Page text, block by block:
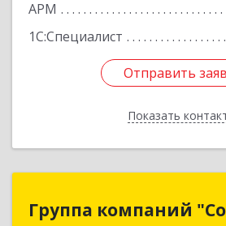
АРМ
1С:Специалист
Отправить
Показать
Отправить
Назад
Группа компаний
Группа компаний